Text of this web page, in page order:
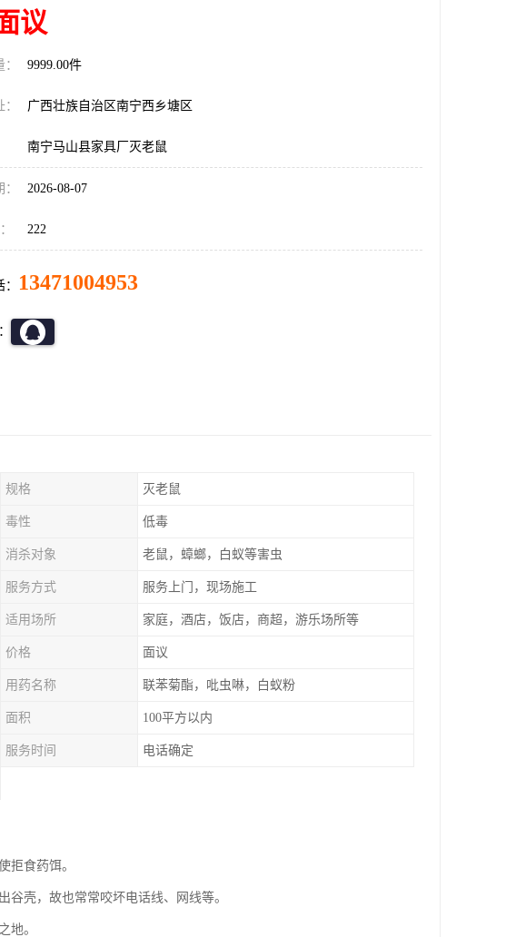
议
9999.00件
广西壮族自治区南宁西乡塘区
南宁马山县家具厂灭老鼠
2026-08-07
222
13471004953
规格 灭老鼠
毒性 低毒
消杀对象 老鼠，蟑螂，白蚁等害虫
服务方式 服务上门，现场施工
适用场所 家庭，酒店，饭店，商超，游乐场所等
价格 面议
用药名称 联苯菊酯，吡虫啉，白蚁粉
面积 100平方以内
服务时间 电话确定
拒食药饵。
壳，故也常常咬坏电话线、网线等。
地。